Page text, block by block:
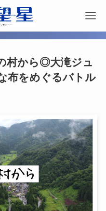
村から◎大滝ジュ
布をめぐるバトル